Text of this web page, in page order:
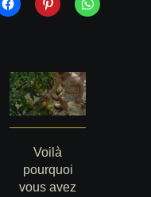
Voilà
pourquoi
vous avez